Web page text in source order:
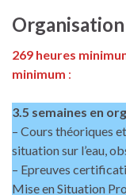
269 heures
minimum :
3.5 semaines en
– Cours théoriques
situation sur l’eau,
– Epreuves
Mise en Situation